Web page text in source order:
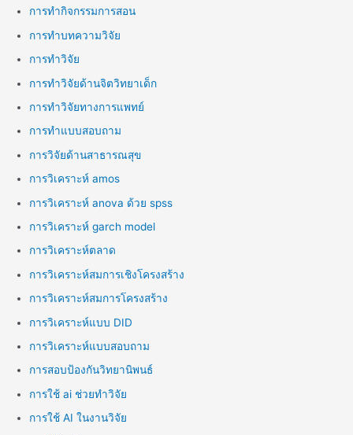
การทำกิจกรรมการสอน
การทำบทความวิจัย
การทำวิจัย
การทำวิจัยด้านจิตวิทยาเด็ก
การทำวิจัยทางการแพทย์
การทำแบบสอบถาม
การวิจัยด้านสาธารณสุข
การวิเคราะห์ amos
การวิเคราะห์ anova ด้วย spss
การวิเคราะห์ garch model
การวิเคราะห์ตลาด
การวิเคราะห์สมการเชิงโครงสร้าง
การวิเคราะห์สมการโครงสร้าง
การวิเคราะห์แบบ DID
การวิเคราะห์แบบสอบถาม
การสอบป้องกันวิทยานิพนธ์
การใช้ ai ช่วยทำวิจัย
การใช้ AI ในงานวิจัย